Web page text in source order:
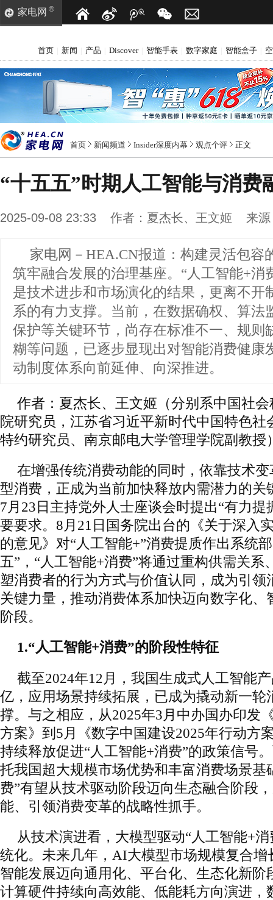
家电网 ®
首页 新闻 产品 Discover 智能手表 数字家庭 智能盒子
首页 新闻频道 Insider深度内幕 观点个评 正文
“十五五”时期人工智能与消费
2025-09-08 23:33 作者： 夏杰长、王文姬 来
家电网－HEA.CN报道： 构建灵活包容
筑牢融合发展的治理基座。“人工智能+消
是技术进步和市场演化的结果，更离不开
系的有力支撑。当前，在数据确权、算法
保护等关键环节，尚存在标准不一、规则
糊等问题，已逐步显现出对智能消费健康
动制度体系向前延伸、向深推进。
作者：夏杰长、王文姬（分别系中国社
院研究员，江苏省习近平新时代中国特色社
特约研究员、南京邮电大学管理学院副教授
在增强传统消费动能的同时，依靠技术
型消费，正成为当前加快释放内需潜力的关
7月23日主持党外人士座谈会时提出“有力提
要要求。8月21日国务院出台的《关于深入
的意见》对“人工智能+”消费提质作出系统
五”，“人工智能+消费”将通过重构供需关系
塑消费者的行为方式与价值认同，成为引领
关键力量，推动消费体系加快迈向数字化、
阶段。
1.“人工智能+消费”的阶段性特征
截至2024年12月，我国生成式人工智能
亿，应用场景持续拓展，已成为撬动新一轮
撑。与之相应，从2025年3月中办国办印发
方案》到5月《数字中国建设2025年行动方
持续释放促进“人工智能+消费”的政策信号
托我国超大规模市场优势和丰富消费场景基
费”有望从技术驱动阶段迈向生态融合阶段
能、引领消费变革的战略性抓手。
从技术演进看，大模型驱动“人工智能+
统化。未来几年，AI大模型市场规模复合增
智能发展迈向通用化、平台化、生态化新阶
计算硬件持续向高效能、低能耗方向演进，